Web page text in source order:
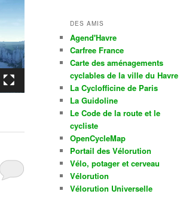
DES AMIS
Agend'Havre
Carfree France
Carte des aménagements
cyclables de la ville du Havre
La Cyclofficine de Paris
La Guidoline
Le Code de la route et le
cycliste
OpenCycleMap
Portail des Vélorution
Vélo, potager et cerveau
Vélorution
Vélorution Universelle